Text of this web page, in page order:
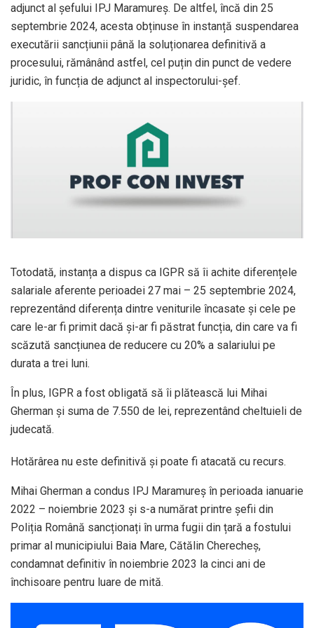
adjunct al șefului IPJ Maramureș. De altfel, încă din 25
septembrie 2024, acesta obținuse în instanță suspendarea
executării sancțiunii până la soluționarea definitivă a
procesului, rămânând astfel, cel puțin din punct de vedere
juridic, în funcția de adjunct al inspectorului-șef.
Totodată, instanța a dispus ca IGPR să îi achite diferențele
salariale aferente perioadei 27 mai – 25 septembrie 2024,
reprezentând diferența dintre veniturile încasate și cele pe
care le-ar fi primit dacă și-ar fi păstrat funcția, din care va fi
scăzută sancțiunea de reducere cu 20% a salariului pe
durata a trei luni.
În plus, IGPR a fost obligată să îi plătească lui Mihai
Gherman și suma de 7.550 de lei, reprezentând cheltuieli de
judecată.
Hotărârea nu este definitivă și poate fi atacată cu recurs.
Mihai Gherman a condus IPJ Maramureș în perioada ianuarie
2022 – noiembrie 2023 și s-a numărat printre șefii din
Poliția Română sancționați în urma fugii din țară a fostului
primar al municipiului Baia Mare, Cătălin Cherecheș,
condamnat definitiv în noiembrie 2023 la cinci ani de
închisoare pentru luare de mită.